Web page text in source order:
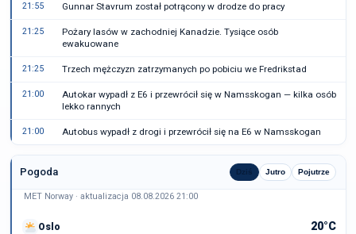
21:55 Gunnar Stavrum został potrącony w drodze do pracy
21:25
Pożary lasów w zachodniej Kanadzie. Tysiące osób
ewakuowane
21:25 Trzech mężczyzn zatrzymanych po pobiciu we Fredrikstad
21:00
Autokar wypadł z E6 i przewrócił się w Namsskogan — kilka osób
lekko rannych
21:00 Autobus wypadł z drogi i przewrócił się na E6 w Namsskogan
Pogoda Dziś Jutro Pojutrze
MET Norway · aktualizacja 08.08.2026 21:00
Oslo 20°C